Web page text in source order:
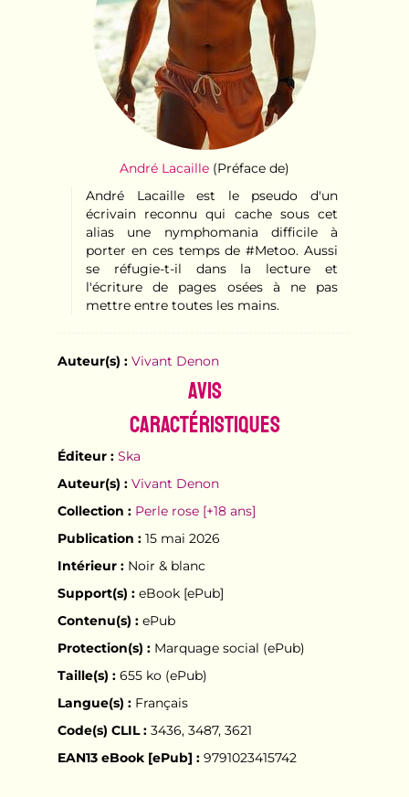
André Lacaille (Préface de)
André Lacaille est le pseudo d'un
écrivain reconnu qui cache sous cet
alias une nymphomania difficile à
porter en ces temps de #Metoo. Aussi
se réfugie-t-il dans la lecture et
l'écriture de pages osées à ne pas
mettre entre toutes les mains.
Auteur(s) : Vivant Denon
Avis
Caractéristiques
Éditeur : Ska
Auteur(s) : Vivant Denon
Collection : Perle rose [+18 ans]
Publication :15 mai 2026
Intérieur :Noir & blanc
Support(s) :eBook [ePub]
Contenu(s) :ePub
Protection(s) :Marquage social (ePub)
Taille(s) :655 ko (ePub)
Langue(s) :Français
Code(s) CLIL :3436, 3487, 3621
EAN13 eBook [ePub] :9791023415742